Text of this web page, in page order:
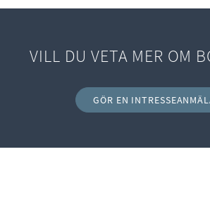
VILL DU VETA MER OM
GÖR EN